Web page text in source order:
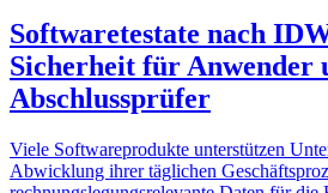
Softwaretestate nach
Sicherheit für Anwender
Abschlussprüfer
Viele Softwareprodukte unterstützen
Abwicklung ihrer täglichen